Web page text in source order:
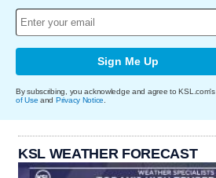
Sign Me Up
By subscribing, you acknowledge and agree to KSL.com's
of Use and Privacy Notice
KSL WEATHER FORECAST